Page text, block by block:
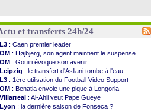
et transferts 24h/24
L3 : Caen premier leader
OM : Højbjerg, son agent maintient le suspense
OM : Gouiri évoque son avenir
Leipzig : le transfert d'Asllani tombe à l'eau
L3 : 1ère utilisation du Football Video Support
OM : Benatia envoie une pique à Longoria
Villarreal : Al-Ahli veut Pape Gueye
Lyon : la dernière saison de Fonseca ?